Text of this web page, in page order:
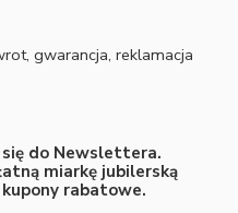
gwarancja, reklamacja
do Newslettera.
miarkę jubilerską
rabatowe.